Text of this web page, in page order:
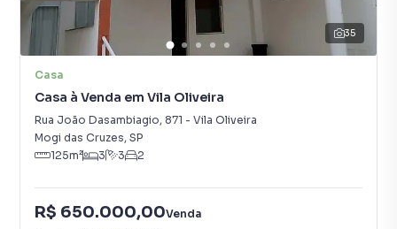
35
Casa
Casa à Venda em Vila Oliveira
Rua João Dasambiagio, 871 - Vila Oliveira
Mogi das Cruzes, SP
125m² 3 3 2
R$ 650.000,00Venda